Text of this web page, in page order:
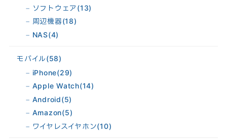
ソフトウェア (13)
周辺機器(18)
NAS(4)
モバイル(58)
iPhone(29)
Apple Watch(14)
Android(5)
Amazon(5)
ワイヤレスイヤホン(10)